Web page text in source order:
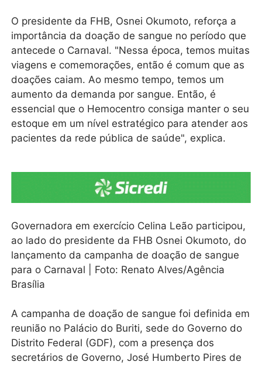
O presidente da FHB, Osnei Okumoto, reforça a
importância da doação de sangue no período que
antecede o Carnaval. "Nessa época, temos muitas
viagens e comemorações, então é comum que as
doações caiam. Ao mesmo tempo, temos um
aumento da demanda por sangue. Então, é
essencial que o Hemocentro consiga manter o seu
estoque em um nível estratégico para atender aos
pacientes da rede pública de saúde", explica.
Governadora em exercício Celina Leão participou,
ao lado do presidente da FHB Osnei Okumoto, do
lançamento da campanha de doação de sangue
para o Carnaval | Foto: Renato Alves/Agência
Brasília
A campanha de doação de sangue foi definida em
reunião no Palácio do Buriti, sede do Governo do
Distrito Federal (GDF), com a presença dos
secretários de Governo, José Humberto Pires de